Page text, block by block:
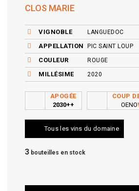
CLOS MARIE
VIGNOBLE LANGUEDOC
APPELLATION PIC SAINT LOUP
COULEUR ROUGE
MILLÉSIME 2020
APOGÉE
2030++
COUP
OENO
Tous les vins du domaine
3 bouteilles en stock